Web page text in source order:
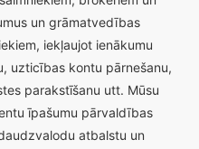
un grāmatvedības
iekļaujot ienākumu
uzticības kontu pārnešanu,
parakstīšanu utt. Mūsu
īpašumu pārvaldības
atbalstu un